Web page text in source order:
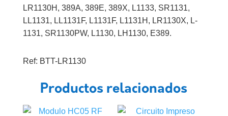
LR1130H, 389A, 389E, 389X, L1133, SR1131,
LL1131, LL1131F, L1131F, L1131H, LR1130X, L-
1131, SR1130PW, L1130, LH1130, E389.
Ref: BTT-LR1130
Productos relacionados